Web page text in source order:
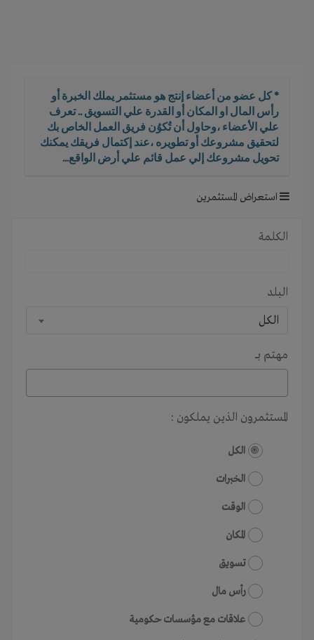
* كل عضو من أعضاء إنتج هو مستثمر يملك الخبرة أو
رأس المال او المكان أو القدرة علي التسويق .. تعرف
علي الأعضاء ،وحاول أن تُكوُن فريق العمل الخاص بك
لتحقيق مشروعك أو تطويره ،عند إكتمال فريقك يمكنك
تحويل مشروعك إلي عمل قائم علي أرض الواقع...
استعراض المستثمرين
الكلمة
البلد
الكل
مهتم بـــ
المستثمرون الذين يملكون :
الكل
الخبرات
الوقت
المكان
تسويق
رأس مال
علاقات مع مؤسسات حكومية